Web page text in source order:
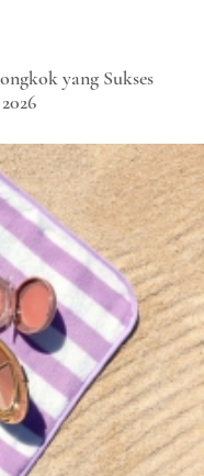
yang Sukses